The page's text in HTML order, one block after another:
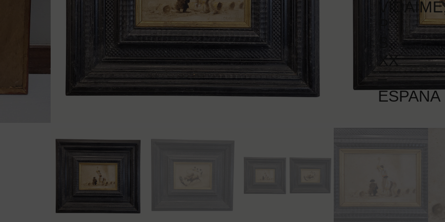
P.
S.
XX
–
ESPAÑA